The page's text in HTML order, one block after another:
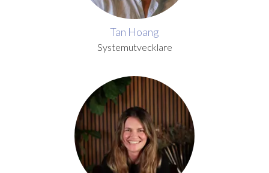
Tan Hoang
Systemutvecklare